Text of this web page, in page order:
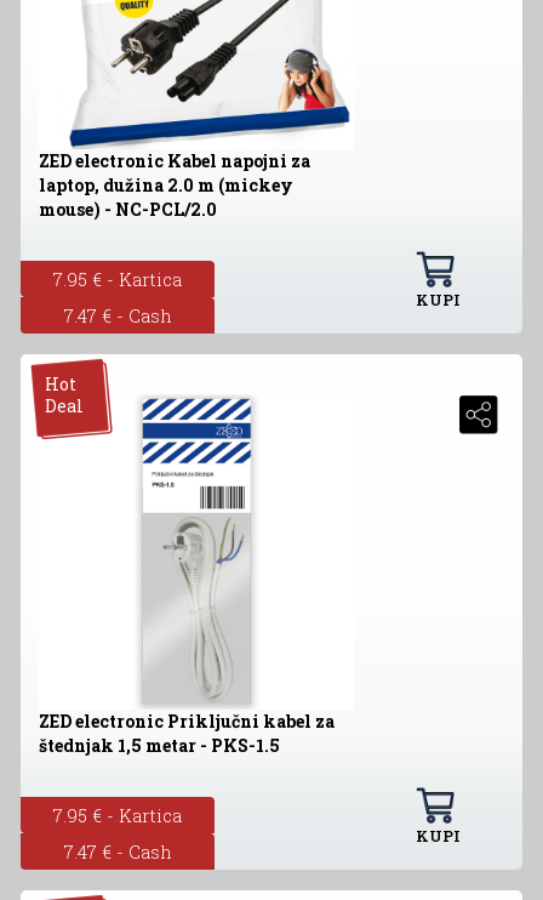
ZED electronic Kabel napojni za
laptop, dužina 2.0 m (mickey
mouse) - NC-PCL/2.0
7.95 € - Kartica
7.47 € - Cash
KUPI
Hot
Deal
ZED electronic Priključni kabel za
štednjak 1,5 metar - PKS-1.5
7.95 € - Kartica
7.47 € - Cash
KUPI